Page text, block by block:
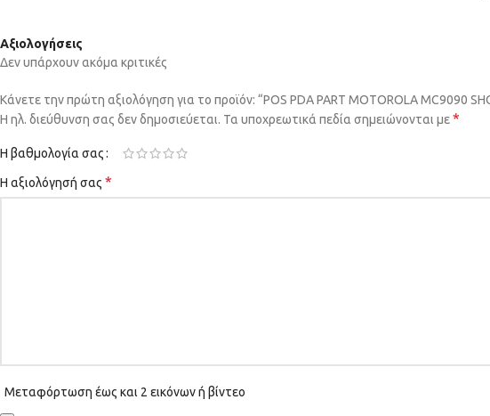
Αξιολογήσεις
Δεν υπάρχουν ακόμα κριτικές
Κάνετε την πρώτη αξιολόγηση για το προϊόν: “POS PDA PART MOTOROLA MC9090
Η ηλ. διεύθυνση σας δεν δημοσιεύεται. Τα υποχρεωτικά πεδία σημειώνονται με*
Η βαθμολογία σας
Η αξιολόγησή σας *
Μεταφόρτωση έως και 2 εικόνων ή βίντεο